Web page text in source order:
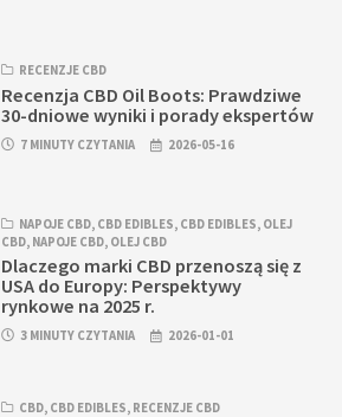
RECENZJE CBD
Recenzja CBD Oil Boots: Prawdziwe
30-dniowe wyniki i porady ekspertów
7 MINUTY CZYTANIA 2026-05-16
NAPOJE CBD, CBD EDIBLES, CBD EDIBLES, OLEJ
CBD, NAPOJE CBD, OLEJ CBD
Dlaczego marki CBD przenoszą się z
USA do Europy: Perspektywy
rynkowe na 2025 r.
3 MINUTY CZYTANIA 2026-01-01
CBD, CBD EDIBLES, RECENZJE CBD